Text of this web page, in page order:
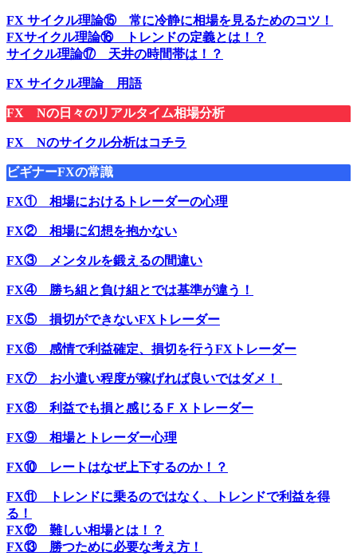
FX サイクル理論⑮ 常に冷静に相場を見るためのコツ！
FXサイクル理論⑯ トレンドの定義とは！？
サイクル理論⑰ 天井の時間帯は！？
FX サイクル理論 用語
FX Nの日々のリアルタイム相場分析
FX Nのサイクル分析はコチラ
ビギナーFXの常識
FX① 相場におけるトレーダーの心理
FX② 相場に幻想を抱かない
FX③ メンタルを鍛えるの間違い
FX④ 勝ち組と負け組とでは基準が違う！
FX⑤ 損切ができないFXトレーダー
FX⑥ 感情で利益確定、損切を行うFXトレーダー
FX⑦ お小遣い程度が稼げれば良いではダメ！
FX⑧ 利益でも損と感じるＦＸトレーダー
FX⑨ 相場とトレーダー心理
FX⑩ レートはなぜ上下するのか！？
FX⑪ トレンドに乗るのではなく、トレンドで利益を得
る！
FX⑫ 難しい相場とは！？
FX⑬ 勝つために必要な考え方！